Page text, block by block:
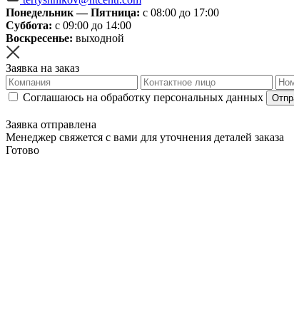
Понедельник — Пятница: с 08:00 до 17:00
Суббота: с 09:00 до 14:00
Воскресенье: выходной
Заявка на заказ
Соглашаюсь на обработку персональных данных
Заявка отправлена
Менеджер свяжется с вами для уточнения деталей заказа
Готово